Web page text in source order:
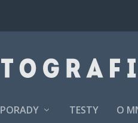
PORADY TESTY O